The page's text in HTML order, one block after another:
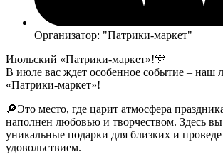
Организатор: "Патрики-маркет"
Июльский «Патрики-маркет»!🎊
В июле вас ждет особенное событие – наш
«Патрики-маркет»!
🔎Это место, где царит атмосфера
наполнен любовью и творчеством. Здесь вы
уникальные подарки для близких и
удовольствием.